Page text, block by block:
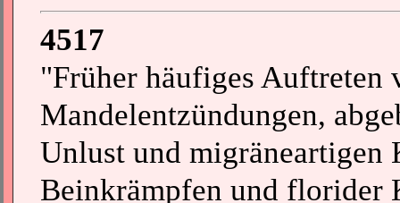
4517
"Früher häufiges Auftreten
Mandelentzündungen,
Unlust und migräneartigen
Beinkrämpfen und florider